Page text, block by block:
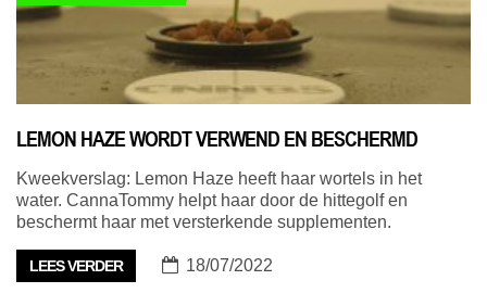
LEMON HAZE WORDT VERWEND EN BESCHERMD
Kweekverslag: Lemon Haze heeft haar wortels in het
water. CannaTommy helpt haar door de hittegolf en
beschermt haar met versterkende supplementen.
LEES VERDER 18/07/2022